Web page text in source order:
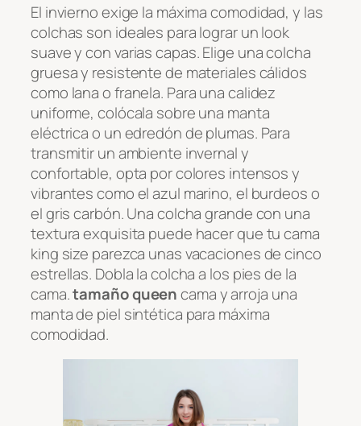
El invierno exige la máxima comodidad, y las
colchas son ideales para lograr un look
suave y con varias capas. Elige una colcha
gruesa y resistente de materiales cálidos
como lana o franela. Para una calidez
uniforme, colócala sobre una manta
eléctrica o un edredón de plumas. Para
transmitir un ambiente invernal y
confortable, opta por colores intensos y
vibrantes como el azul marino, el burdeos o
el gris carbón. Una colcha grande con una
textura exquisita puede hacer que tu cama
king size parezca unas vacaciones de cinco
estrellas. Dobla la colcha a los pies de la
cama.tamaño queencama y arroja una
manta de piel sintética para máxima
comodidad.